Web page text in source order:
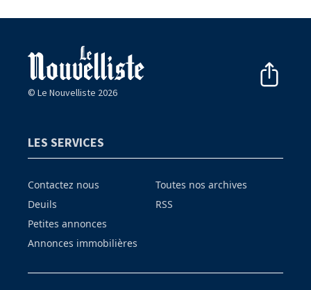
© Le Nouvelliste 2026
LES SERVICES
Contactez nous
Deuils
Petites annonces
Annonces immobilières
Toutes nos archives
RSS